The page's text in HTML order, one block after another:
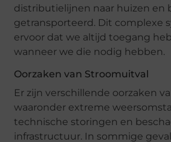
distributielijnen naar huizen en
getransporteerd. Dit complexe
ervoor dat we altijd toegang
wanneer we die nodig hebben.
Oorzaken van Stroomuitval
Er zijn verschillende oorzaken
waaronder extreme
technische storingen en
infrastructuur. In sommige